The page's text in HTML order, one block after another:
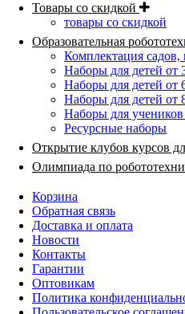
Товары со скидкой
товары со скидкой
Образовательная
Комплектация садов,
Наборы для детей от
Наборы для детей от
Наборы для детей от
Наборы для
Ресурсные наборы
Открытие клубов курсов
Олимпиада по
Корзина
Обратная связь
Доставка и оплата
Новости
Контакты
Гарантии
Оптовикам
Политика